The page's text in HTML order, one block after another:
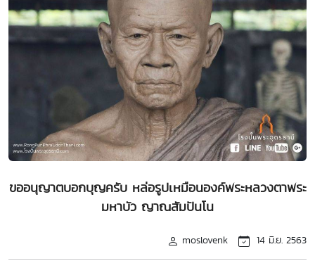
ขออนุญาตบอกบุญครับ หล่อรูปเหมือนองค์พระหลวงตาพระ
มหาบัว ญาณสัมปันโน
moslovenk 14 มิ.ย. 2563